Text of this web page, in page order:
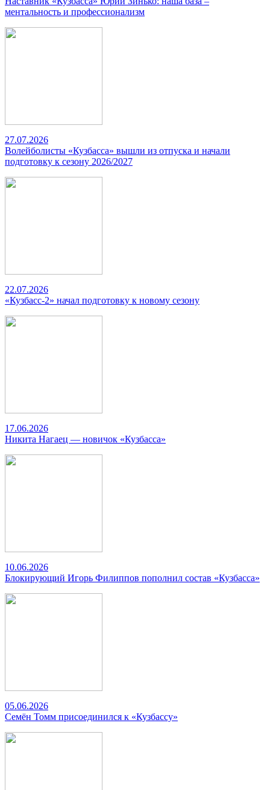
ментальность и профессионализм
27.07.2026
Волейболисты «Кузбасса» вышли из отпуска и начали
подготовку к сезону 2026/2027
22.07.2026
«Кузбасс-2» начал подготовку к новому сезону
17.06.2026
Никита Нагаец — новичок «Кузбасса»
10.06.2026
Блокирующий Игорь Филиппов пополнил состав «Кузбасса»
05.06.2026
Семён Томм присоединился к «Кузбассу»